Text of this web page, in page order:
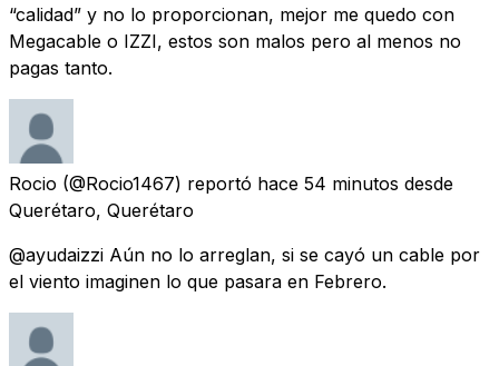
“calidad” y no lo proporcionan, mejor me quedo con
Megacable o IZZI, estos son malos pero al menos no
pagas tanto.
Rocio (@Rocio1467) reportó hace 54 minutos desde
Querétaro, Querétaro
@ayudaizzi Aún no lo arreglan, si se cayó un cable por
el viento imaginen lo que pasara en Febrero.